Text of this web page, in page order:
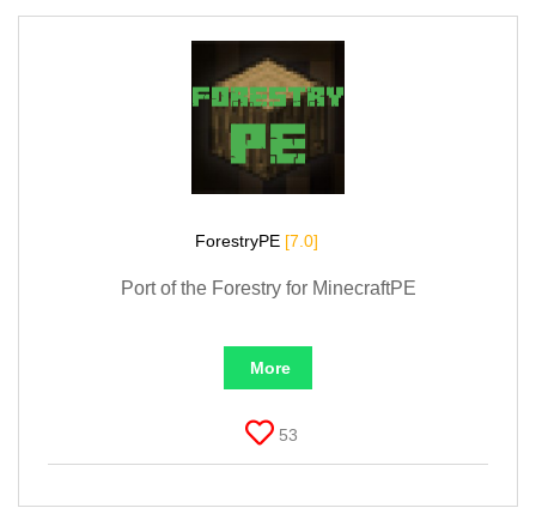
ForestryPE [7.0]
Port of the Forestry for MinecraftPE
More
53